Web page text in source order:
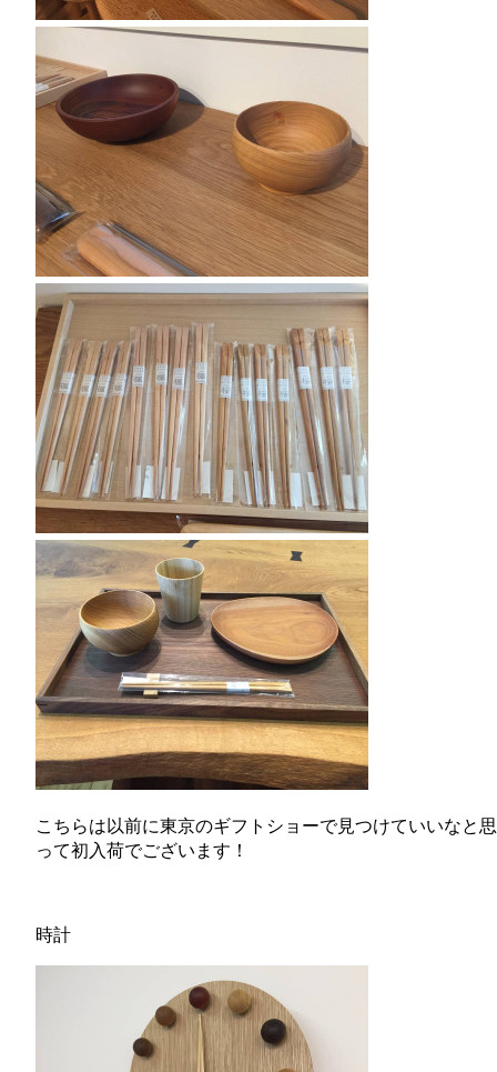
こちらは以前に東京のギフトショーで見つけていいなと思
って初入荷でございます！
時計